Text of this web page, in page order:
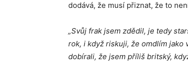
dodává, že musí přiznat, že to
„Svůj frak jsem zdědil, je tedy
rok, i když riskuji, že omdlím jako
dobírali, že jsem příliš britský,